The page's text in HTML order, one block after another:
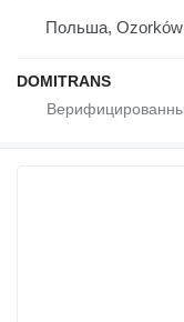
Польша, Ozorków
DOMITRANS